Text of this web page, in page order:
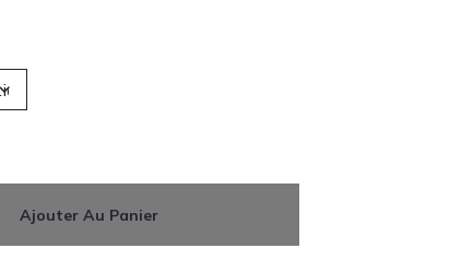
Ajouter Au Panier